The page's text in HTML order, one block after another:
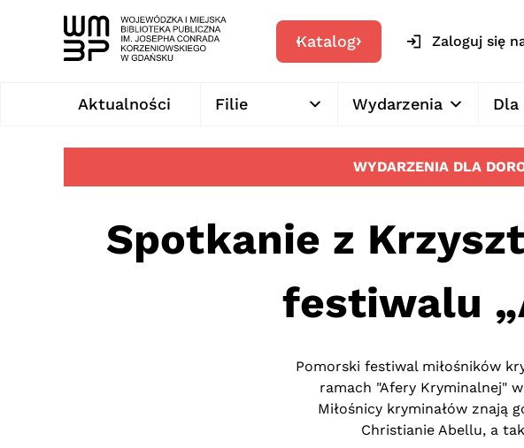
Katalog Zaloguj się
Aktualności Filie Wydarzenia
WYDARZENIA DLA
Spotkanie z
festiwalu
Pomorski festiwal miłośników
ramach "Afery Kryminalnej"
Miłośnicy kryminałów znają
Christianie Abellu, a